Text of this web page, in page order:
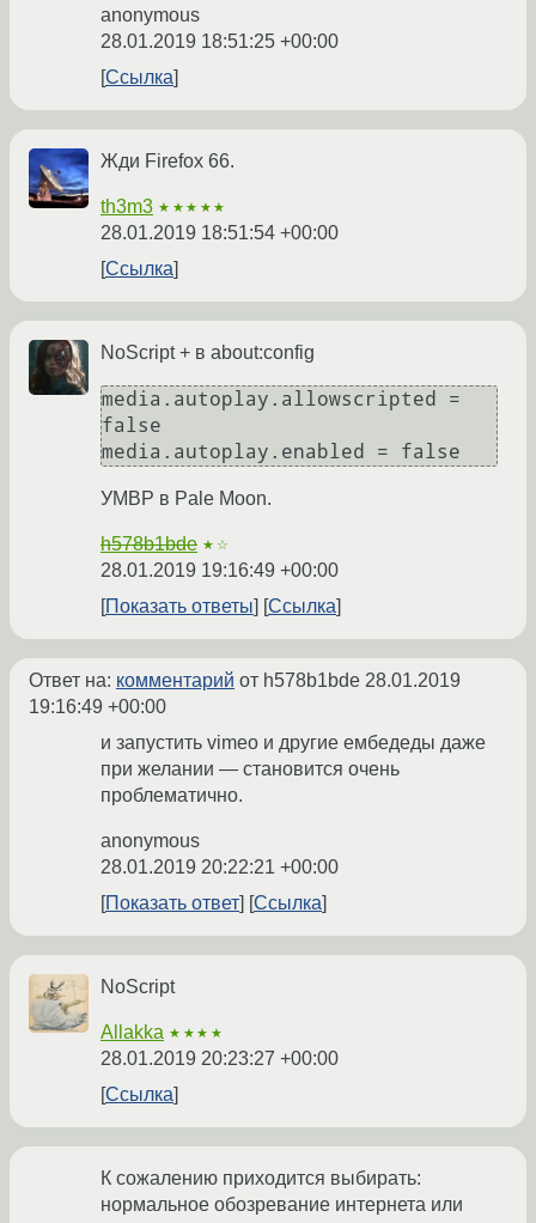
anonymous
28.01.2019 18:51:25 +00:00
Ссылка
Жди Firefox 66.
th3m3 ★★★★★
28.01.2019 18:51:54 +00:00
Ссылка
NoScript + в about:config
media.autoplay.allowscripted =
false
media.autoplay.enabled = false
УМВР в Pale Moon.
h578b1bde ★☆
28.01.2019 19:16:49 +00:00
Показать ответы
Ссылка
Ответ на: комментарий от h578b1bde 28.01.2019
19:16:49 +00:00
и запустить vimeo и другие ембедеды даже
при желании — становится очень
проблематично.
anonymous
28.01.2019 20:22:21 +00:00
Показать ответ
Ссылка
NoScript
Allakka ★★★★
28.01.2019 20:23:27 +00:00
Ссылка
К сожалению приходится выбирать:
нормальное обозревание интернета или